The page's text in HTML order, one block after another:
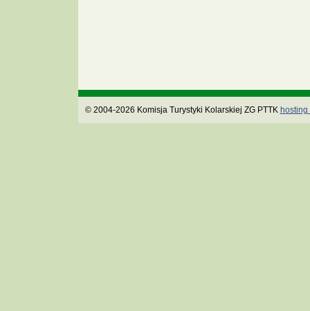
© 2004-2026 Komisja Turystyki Kolarskiej ZG PTTK hosting